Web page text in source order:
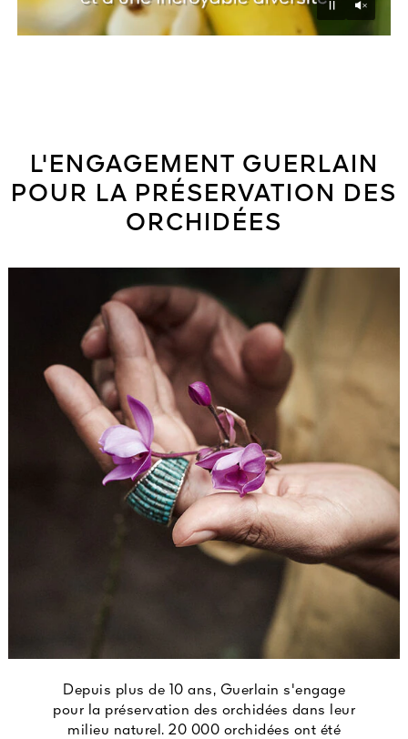
Pause
L'ENGAGEMENT GUERLAIN
POUR LA PRÉSERVATION DES
ORCHIDÉES
Depuis plus de 10 ans, Guerlain s'engage
pour la préservation des orchidées dans leur
milieu naturel. 20 000 orchidées ont été